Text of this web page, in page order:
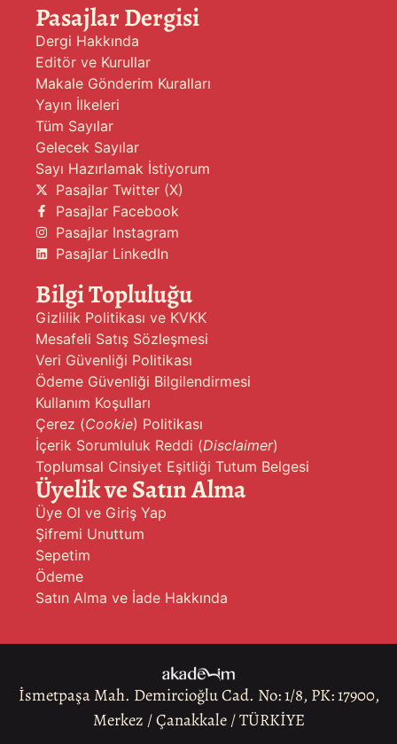
Pasajlar Dergisi
Dergi Hakkında
Editör ve Kurullar
Makale Gönderim Kuralları
Yayın İlkeleri
Tüm Sayılar
Gelecek Sayılar
Sayı Hazırlamak İstiyorum
Pasajlar Twitter (X)
Pasajlar Facebook
Pasajlar Instagram
Pasajlar LinkedIn
Bilgi Topluluğu
Gizlilik Politikası ve KVKK
Mesafeli Satış Sözleşmesi
Veri Güvenliği Politikası
Ödeme Güvenliği Bilgilendirmesi
Kullanım Koşulları
Çerez (Cookie) Politikası
İçerik Sorumluluk Reddi (Disclaimer)
Toplumsal Cinsiyet Eşitliği Tutum Belgesi
Üyelik ve Satın Alma
Üye Ol ve Giriş Yap
Şifremi Unuttum
Sepetim
Ödeme
Satın Alma ve İade Hakkında
İsmetpaşa Mah. Demircioğlu Cad. No: 1/8, PK: 17900,
Merkez / Çanakkale / TÜRKİYE